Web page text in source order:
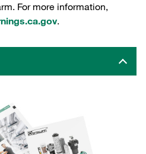
For more information,
.